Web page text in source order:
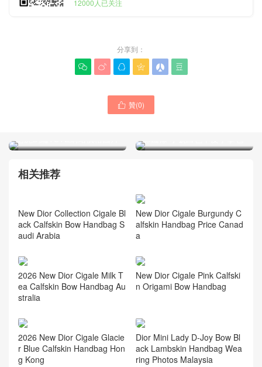
12000人已关注
分享到：
     
 贊(0)
老虎刺繡TOTE網站價格圖片
相关推荐
ack Calfskin Bow Handbag S
audi Arabia
New Dior Cigale Burgundy C
alfskin Handbag Price Canad
a